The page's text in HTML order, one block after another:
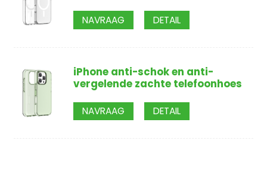
NAVRAAG DETAIL
iPhone anti-schok en anti-
vergelende zachte telefoonhoes
NAVRAAG DETAIL